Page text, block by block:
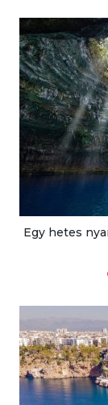
Egy hetes